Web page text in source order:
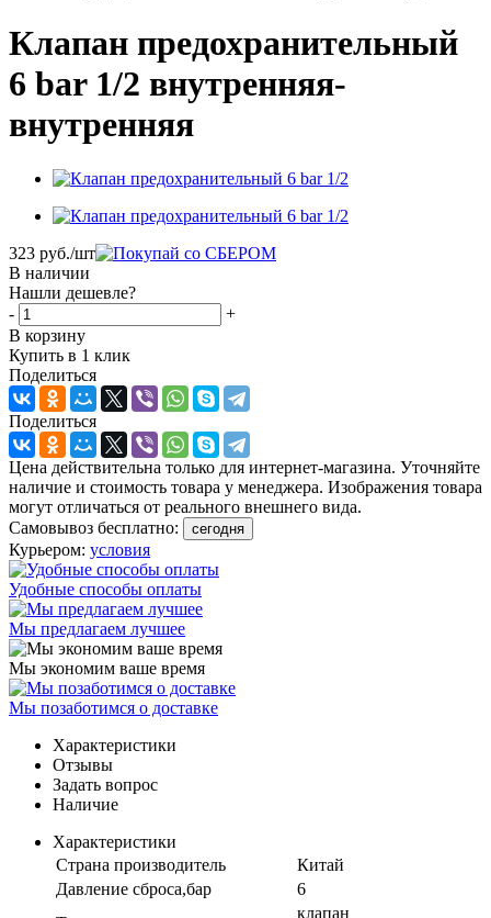
Клапан предохранительный
6 bar 1/2 внутренняя-
внутренняя
323 руб./шт
В наличии
Нашли дешевле?
-
+
В корзину
Купить в 1 клик
Поделиться
Поделиться
Цена действительна только для интернет-магазина. Уточняйте
наличие и стоимость товара у менеджера. Изображения товара
могут отличаться от реального внешнего вида.
Самовывоз бесплатно:
сегодня
Курьером: условия
Удобные способы оплаты
Мы предлагаем лучшее
Мы экономим ваше время
Мы позаботимся о доставке
Характеристики
Отзывы
Задать вопрос
Наличие
Характеристики
Страна производитель
Китай
Давление сброса,бар
6
клапан